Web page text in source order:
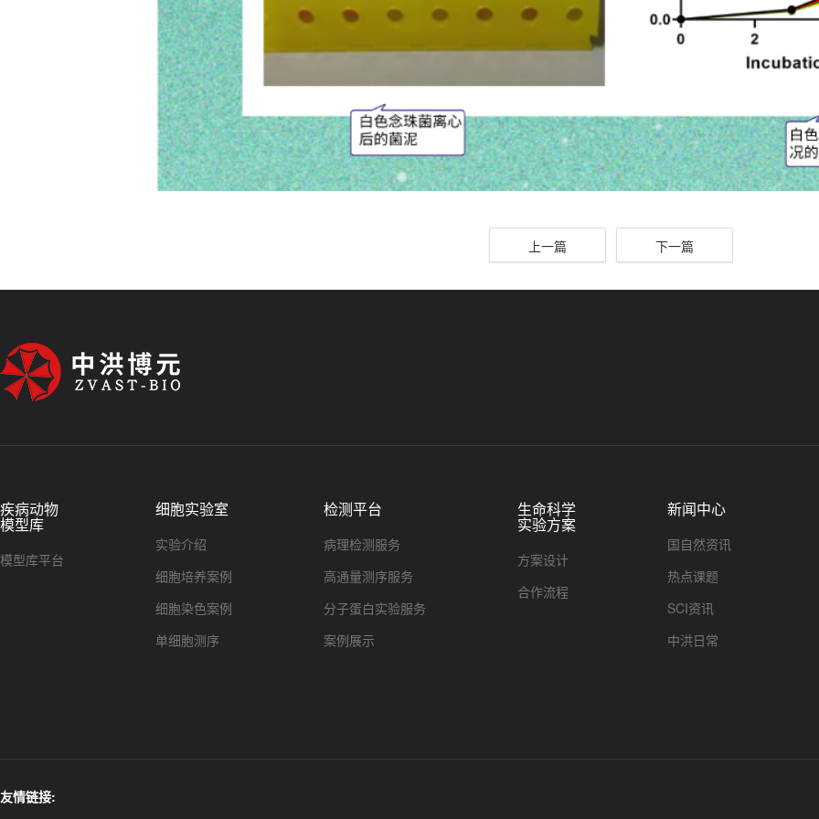
上一篇 下一篇
疾病动物
模型库
模型库平台
细胞实验室
实验介绍
细胞培养案例
细胞染色案例
单细胞测序
检测平台
病理检测服务
高通量测序服务
分子蛋白实验服务
案例展示
生命科学
实验方案
方案设计
合作流程
新闻中心
国自然资讯
热点课题
SCI资讯
中洪日常
友情链接: